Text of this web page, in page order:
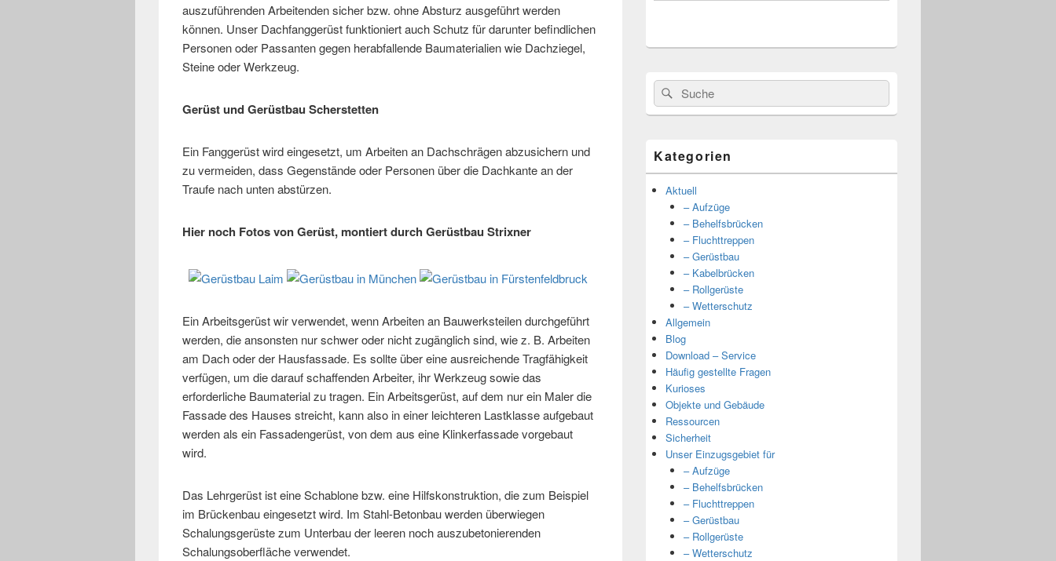
auszuführenden Arbeitenden sicher bzw. ohne Absturz ausgeführt werden
können. Unser Dachfanggerüst funktioniert auch Schutz für darunter befindlichen
Personen oder Passanten gegen herabfallende Baumaterialien wie Dachziegel,
Steine oder Werkzeug.
Gerüst und Gerüstbau Scherstetten
Ein Fanggerüst wird eingesetzt, um Arbeiten an Dachschrägen abzusichern und
zu vermeiden, dass Gegenstände oder Personen über die Dachkante an der
Traufe nach unten abstürzen.
Hier noch Fotos von Gerüst, montiert durch Gerüstbau Strixner
Ein Arbeitsgerüst wir verwendet, wenn Arbeiten an Bauwerksteilen durchgeführt
werden, die ansonsten nur schwer oder nicht zugänglich sind, wie z. B. Arbeiten
am Dach oder der Hausfassade. Es sollte über eine ausreichende Tragfähigkeit
verfügen, um die darauf schaffenden Arbeiter, ihr Werkzeug sowie das
erforderliche Baumaterial zu tragen. Ein Arbeitsgerüst, auf dem nur ein Maler die
Fassade des Hauses streicht, kann also in einer leichteren Lastklasse aufgebaut
werden als ein Fassadengerüst, von dem aus eine Klinkerfassade vorgebaut
wird.
Das Lehrgerüst ist eine Schablone bzw. eine Hilfskonstruktion, die zum Beispiel
im Brückenbau eingesetzt wird. Im Stahl-Betonbau werden überwiegen
Schalungsgerüste zum Unterbau der leeren noch auszubetonierenden
Schalungsoberfläche verwendet.
Suche
nach:
Kategorien
Aktuell
– Aufzüge
– Behelfsbrücken
– Fluchttreppen
– Gerüstbau
– Kabelbrücken
– Rollgerüste
– Wetterschutz
Allgemein
Blog
Download – Service
Häufig gestellte Fragen
Kurioses
Objekte und Gebäude
Ressourcen
Sicherheit
Unser Einzugsgebiet für
– Aufzüge
– Behelfsbrücken
– Fluchttreppen
– Gerüstbau
– Rollgerüste
– Wetterschutz